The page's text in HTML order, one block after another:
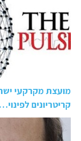
מועצת מקרקעי
קריטריונים לפינוי…